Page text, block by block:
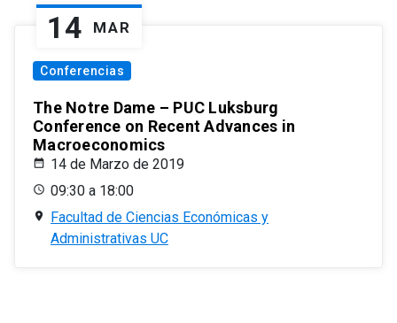
14 MAR
Conferencias
The Notre Dame – PUC Luksburg
Conference on Recent Advances in
Macroeconomics
14 de Marzo de 2019
09:30 a 18:00
Facultad de Ciencias Económicas y
Administrativas UC